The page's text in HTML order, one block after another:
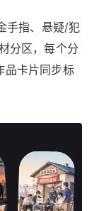
手指、悬疑/犯
分区，每个分
品卡片同步标